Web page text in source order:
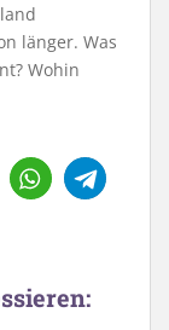
länger. Was
Wohin